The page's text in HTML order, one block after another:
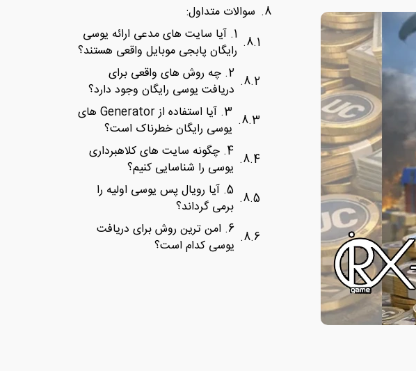
سوالات متداول:
1. آیا سایت ‌های مدعی ارائه یوسی
رایگان پابجی موبایل واقعی هستند؟
2. چه روش ‌های واقعی برای
دریافت یوسی رایگان وجود دارد؟
3. آیا استفاده از Generator های
یوسی رایگان خطرناک است؟
4. چگونه سایت ‌های کلاهبرداری
یوسی را شناسایی کنیم؟
5. آیا رویال پس یوسی اولیه را
برمی‌ گرداند؟
6. امن ‌ترین روش برای دریافت
یوسی کدام است؟